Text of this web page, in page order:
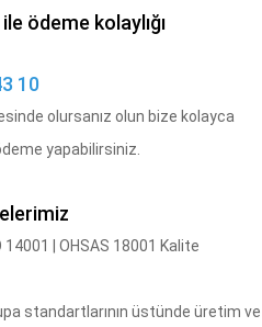
ödeme kolaylığı
10
olursanız olun bize kolayca
yapabilirsiniz.
14001 | OHSAS 18001 Kalite
standartlarının üstünde üretim ve